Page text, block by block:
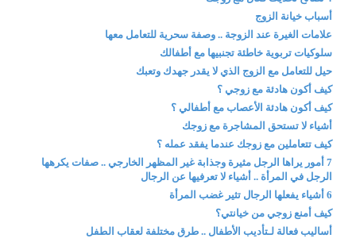
أسباب خيانة الزوج
علامات الغيرة عند الزوجة .. وصفة سحرية للتعامل معها
سلوكيات تربوية خاطئة تجنبيها مع أطفالك
حيل للتعامل مع الزوج الذي لا يقدر جهدك وتعبك
كيف أكون هادئة مع زوجي ؟
كيف أكون هادئة الأعصاب مع أطفالي ؟
أشياء لا تستحق المشاجرة مع زوجك
كيف تتعاملين مع زوجك عندما يفقد عمله ؟
7 أمور يراها الرجل مثيرة وجذابة غير المظهر الخارجي .. صفات يكرهها
الرجل في المرأة .. أشياء لا تعرفيها عن الرجال
6 أشياء يفعلها الرجال تثير غضب المرأة
كيف أمنع زوجي من خيانتي؟
أساليب فعالة لـتأديب الأطفال .. طرق مختلفة لعقاب الطفل